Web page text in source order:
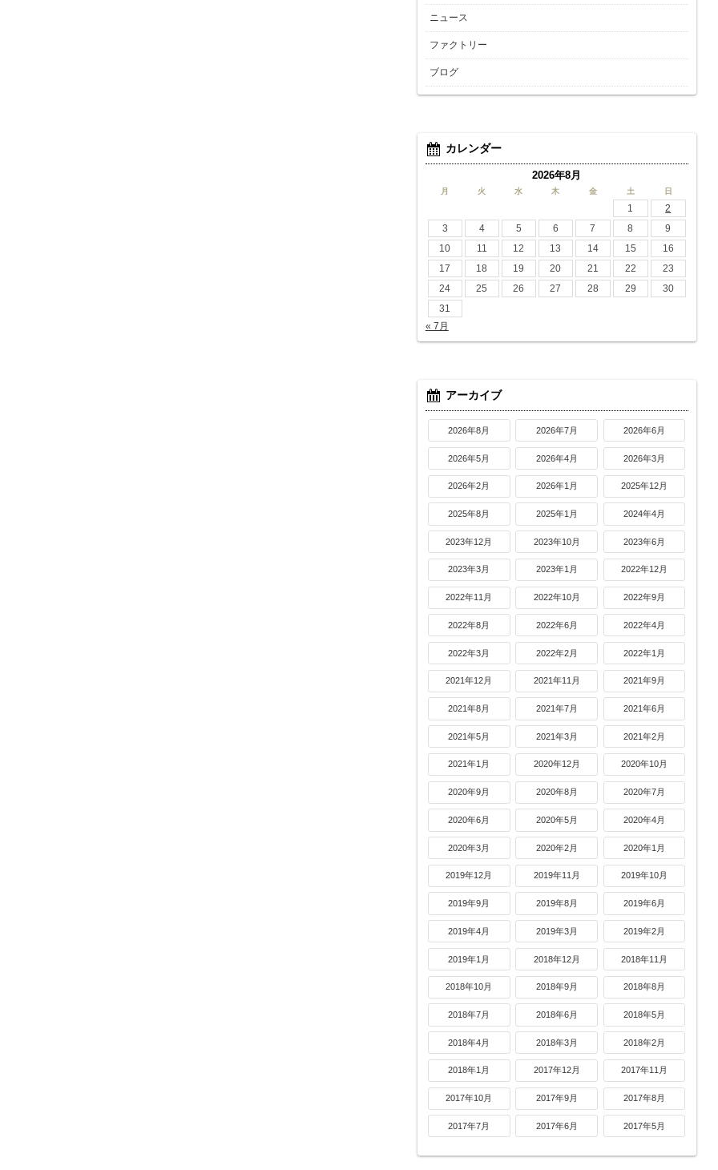
ニュース
ファクトリー
ブログ
カレンダー
2026年8月
月 火 水 木 金 土 日
1
2
3
4 5 6 7 8
9
10
11 12 13 14 15
16
17
18 19 20 21 22
23
24
25 26 27 28 29
30
31
« 7月
アーカイブ
2026年8月 2026年7月 2026年6月
2026年5月 2026年4月 2026年3月
2026年2月 2026年1月 2025年12月
2025年8月 2025年1月 2024年4月
2023年12月 2023年10月 2023年6月
2023年3月 2023年1月 2022年12月
2022年11月 2022年10月 2022年9月
2022年8月 2022年6月 2022年4月
2022年3月 2022年2月 2022年1月
2021年12月 2021年11月 2021年9月
2021年8月 2021年7月 2021年6月
2021年5月 2021年3月 2021年2月
2021年1月 2020年12月 2020年10月
2020年9月 2020年8月 2020年7月
2020年6月 2020年5月 2020年4月
2020年3月 2020年2月 2020年1月
2019年12月 2019年11月 2019年10月
2019年9月 2019年8月 2019年6月
2019年4月 2019年3月 2019年2月
2019年1月 2018年12月 2018年11月
2018年10月 2018年9月 2018年8月
2018年7月 2018年6月 2018年5月
2018年4月 2018年3月 2018年2月
2018年1月 2017年12月 2017年11月
2017年10月 2017年9月 2017年8月
2017年7月 2017年6月 2017年5月